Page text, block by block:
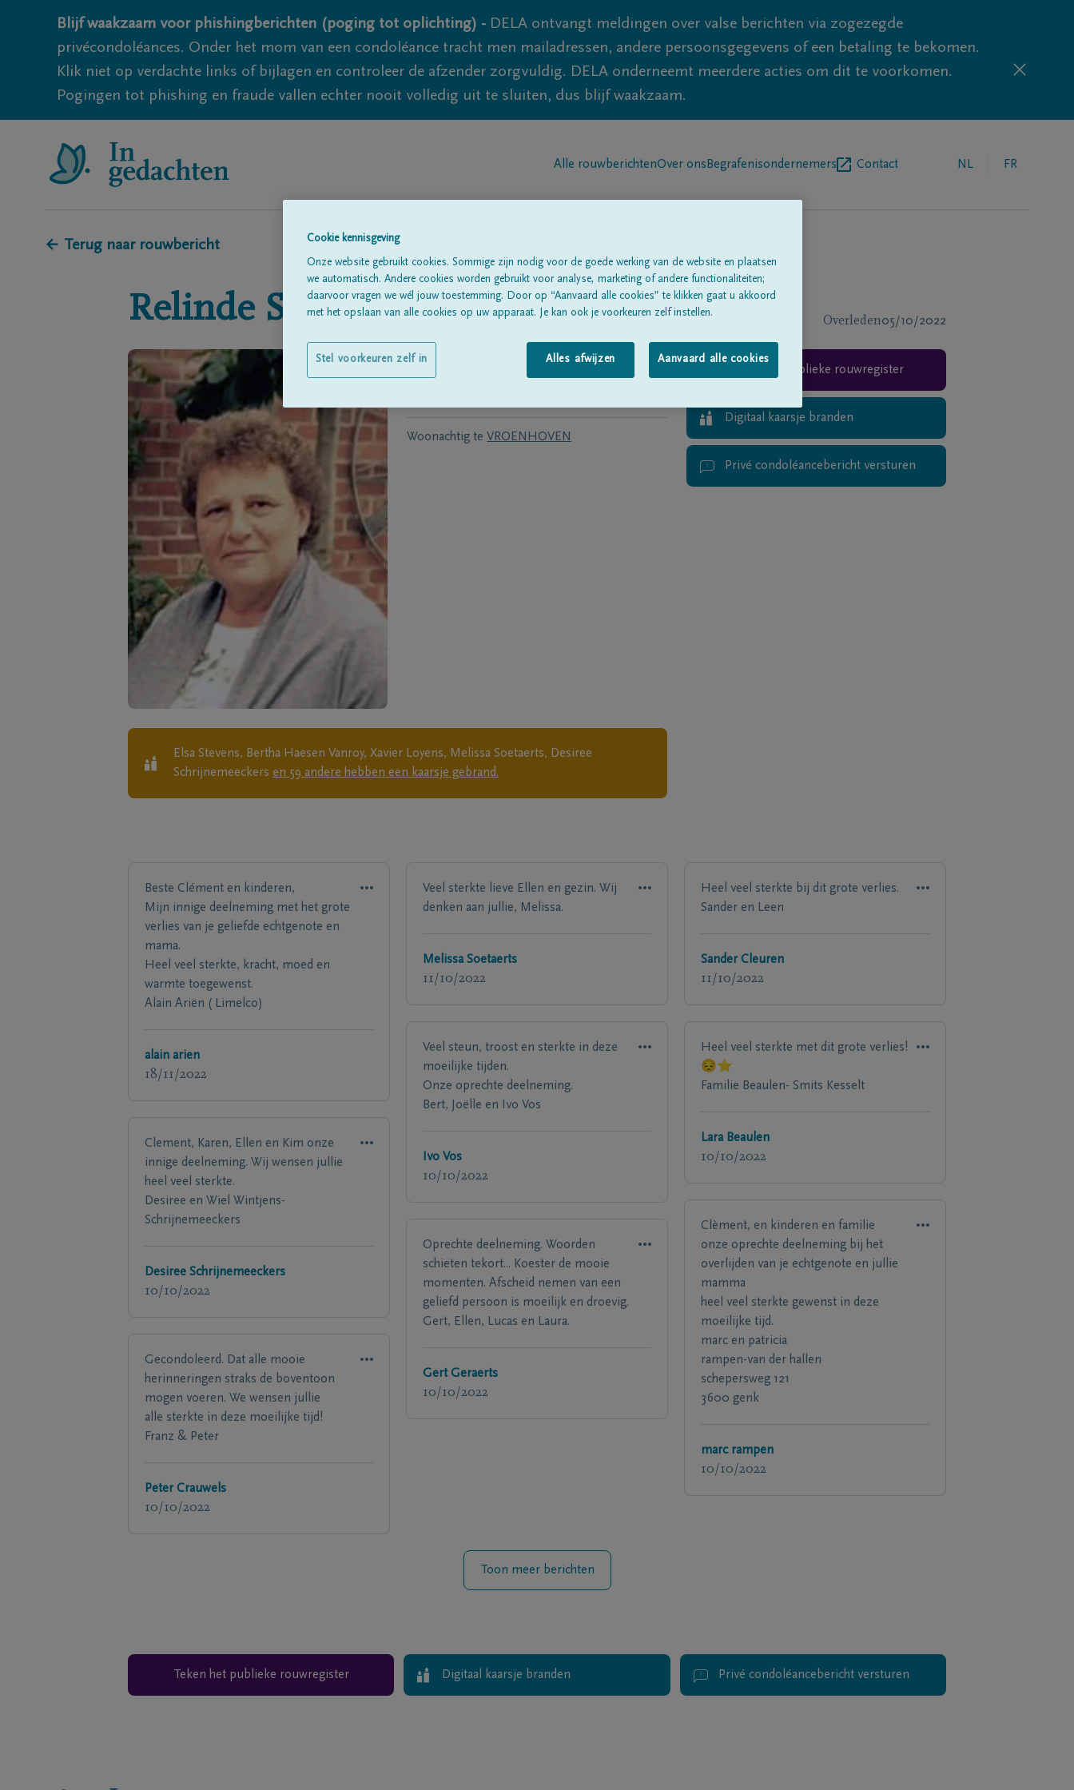
Blijf waakzaam voor phishingberichten (poging tot oplichting) - DELA ontvangt meldingen over valse berichten via zogezegde
privécondoléances. Onder het mom van een condoléance tracht men mailadressen, andere persoonsgegevens of een betaling te bekomen.
Klik niet op verdachte links of bijlagen en controleer de afzender zorgvuldig. DELA onderneemt meerdere acties om dit te voorkomen.
Pogingen tot phishing en fraude vallen echter nooit volledig uit te sluiten, dus blijf waakzaam.
Alle rouwberichtenOver ons Begrafenisondernemers Contact NL FR
← Terug naar rouwbericht
Relinde Souren Overleden05/10/2022
Geboren te 01/06/1960
Woonachtig te VROENHOVEN
Elsa Stevens, Bertha Haesen Vanroy, Xavier Loyens, Melissa Soetaerts, Desiree
Schrijnemeeckers en 59 andere hebben een kaarsje gebrand.
Teken het publieke rouwregister
Digitaal kaarsje branden
Privé condoléancebericht versturen
Beste Clément en kinderen,
Mijn innige deelneming met het grote
verlies van je geliefde echtgenote en
mama.
Heel veel sterkte, kracht, moed en
warmte toegewenst.
Alain Ariën ( Limelco)
alain arien
18/11/2022
Clement, Karen, Ellen en Kim onze
innige deelneming. Wij wensen jullie
heel veel sterkte.
Desiree en Wiel Wintjens-
Schrijnemeeckers
Desiree Schrijnemeeckers
10/10/2022
Gecondoleerd. Dat alle mooie
herinneringen straks de boventoon
mogen voeren. We wensen jullie
alle sterkte in deze moeilijke tijd!
Franz & Peter
Peter Crauwels
10/10/2022
Veel sterkte lieve Ellen en gezin. Wij
denken aan jullie, Melissa.
Melissa Soetaerts
11/10/2022
Veel steun, troost en sterkte in deze
moeilijke tijden.
Onze oprechte deelneming.
Bert, Joëlle en Ivo Vos
Ivo Vos
10/10/2022
Oprechte deelneming. Woorden
schieten tekort... Koester de mooie
momenten. Afscheid nemen van een
geliefd persoon is moeilijk en droevig.
Gert, Ellen, Lucas en Laura.
Gert Geraerts
10/10/2022
Heel veel sterkte bij dit grote verlies.
Sander en Leen
Sander Cleuren
11/10/2022
Heel veel sterkte met dit grote verlies!
😔⭐️
Familie Beaulen- Smits Kesselt
Lara Beaulen
10/10/2022
Clèment, en kinderen en familie
onze oprechte deelneming bij het
overlijden van je echtgenote en jullie
mamma
heel veel sterkte gewenst in deze
moeilijke tijd.
marc en patricia
rampen-van der hallen
schepersweg 121
3600 genk
marc rampen
10/10/2022
Toon meer berichten
Teken het publieke rouwregister Digitaal kaarsje branden Privé condoléancebericht versturen
Cookie kennisgeving
Onze website gebruikt cookies. Sommige zijn nodig voor de goede werking van de website en plaatsen
we automatisch. Andere cookies worden gebruikt voor analyse, marketing of andere functionaliteiten;
daarvoor vragen we wél jouw toestemming. Door op “Aanvaard alle cookies” te klikken gaat u akkoord
met het opslaan van alle cookies op uw apparaat. Je kan ook je voorkeuren zelf instellen.
Alles afwijzen Aanvaard alle cookies
Stel voorkeuren zelf in